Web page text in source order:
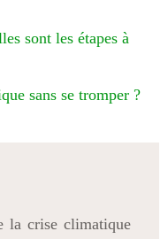
sont les étapes à
sans se tromper ?
la crise climatique